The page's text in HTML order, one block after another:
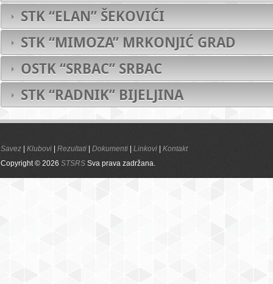
STK “ELAN” ŠEKOVIĆI
STK “MIMOZA” MRKONJIĆ GRAD
OSTK “SRBAC” SRBAC
STK “RADNIK” BIJELJINA
Savez Klubovi Rezultati Dokumenti Linkovi
Kontakt
Copyright © 2026 STSRS Sva prava zadržana.